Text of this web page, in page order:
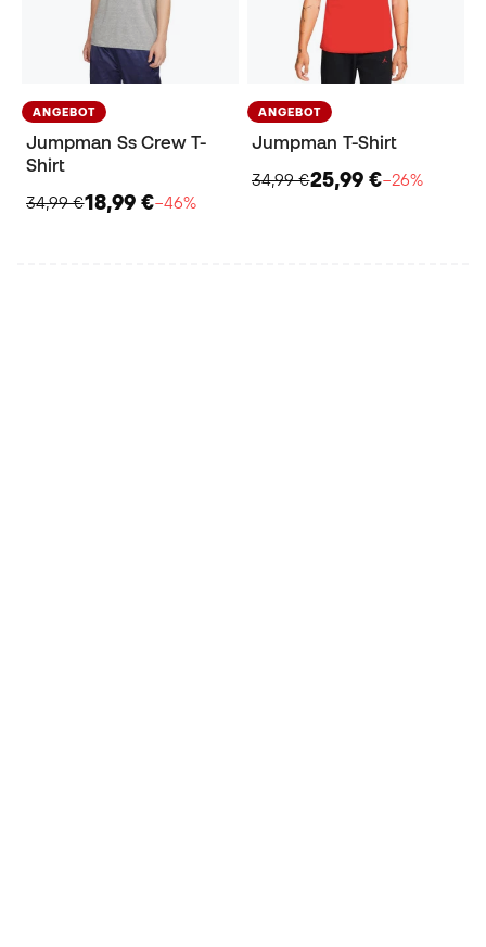
ANGEBOT
Jumpman Ss Crew T-
Shirt
34,99 €18,99 €−46%
ANGEBOT
Jumpman T-Shirt
34,99 €25,99 €−26%